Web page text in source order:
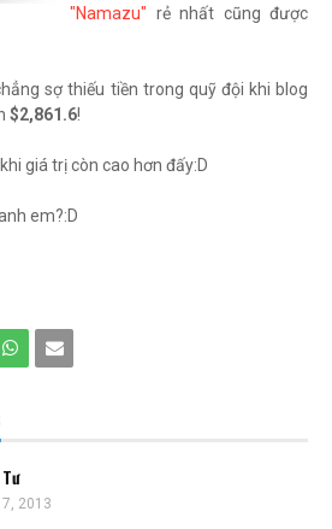
"Namazu" rẻ nhất cũng được
sợ thiếu tiền trong quỹ đội khi blog
$2,861.6!
giá trị còn cao hơn đấy:D
em?:D
2013